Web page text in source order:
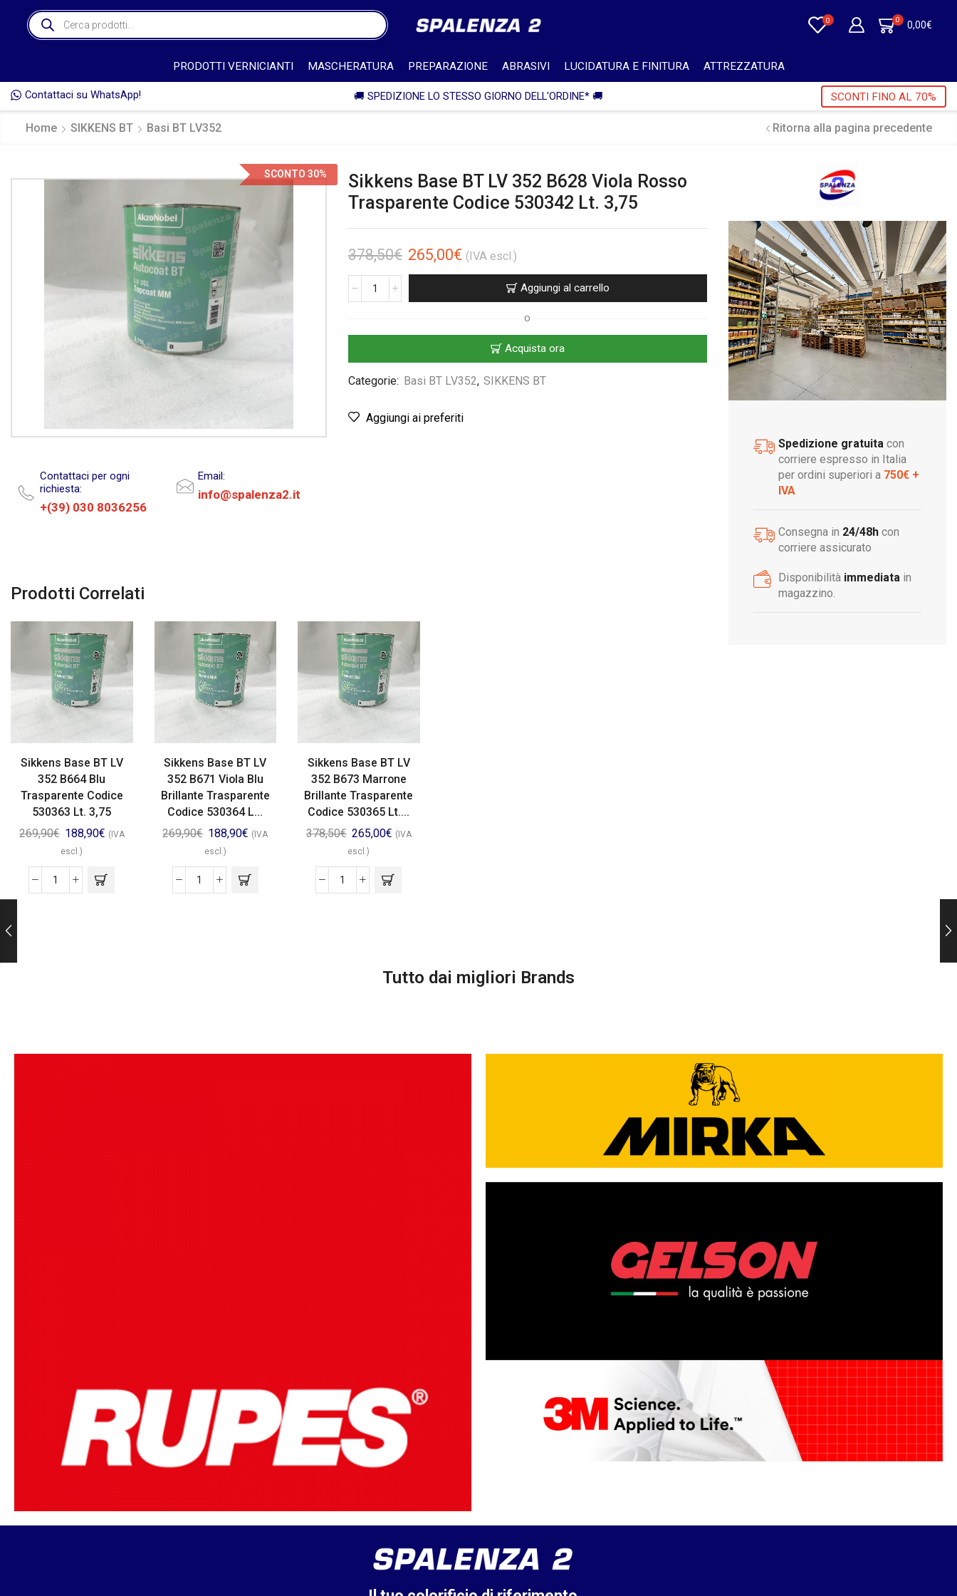
0 0 0,00€
PRODOTTI VERNICIANTI MASCHERATURA PREPARAZIONE ABRASIVI LUCIDATURA E FINITURA ATTREZZATURA
Contattaci su WhatsApp!
DELL'ORDINE* 🚚 🎁 SPEDIZIONE IN ITALIA GRATUITA PER ORDINI SUPERIORI A 750€ + IVA 🎁 SCONTI FINO AL 70%
Home SIKKENS BT Basi BT LV352 Ritorna alla pagina precedente
SCONTO 30%
Contattaci per ogni
richiesta:
+(39) 030 8036256
Email:
info@spalenza2.it
Sikkens Base BT LV 352 B628 Viola Rosso
Trasparente Codice 530342 Lt. 3,75
378,50€ 265,00€ (IVA escl.)
Aggiungi al carrello
O
Acquista ora
Categorie: Basi BT LV352, SIKKENS BT
Aggiungi ai preferiti
Prodotti Correlati
Sikkens Base BT LV
352 B664 Blu
Trasparente Codice
530363 Lt. 3,75
269,90€ 188,90€ (IVA
escl.)
Sikkens Base BT LV
352 B671 Viola Blu
Brillante Trasparente
Codice 530364 L...
269,90€ 188,90€ (IVA
escl.)
Sikkens Base BT LV
352 B673 Marrone
Brillante Trasparente
Codice 530365 Lt....
378,50€ 265,00€ (IVA
escl.)
Spedizione gratuita con
corriere espresso in Italia
per ordini superiori a 750€ +
IVA
Consegna in 24/48h con
corriere assicurato
Disponibilità immediata in
magazzino.
Tutto dai migliori Brands